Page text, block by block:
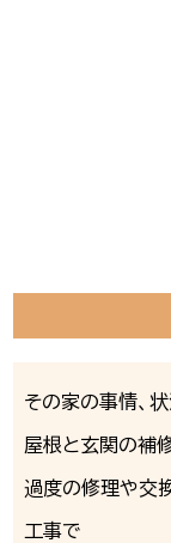
その家の事情、
屋根と玄関の補
過度の修理や交
工事で